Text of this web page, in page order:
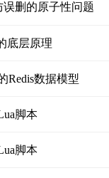
误删的原子性问题
底层原理
Redis数据模型
脚本
脚本